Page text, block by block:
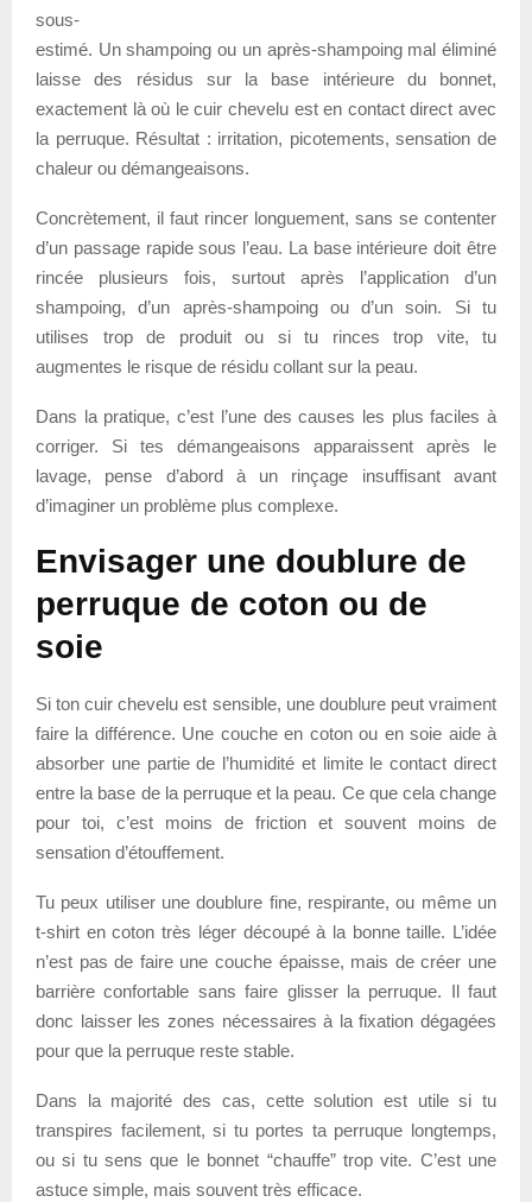
sous-
estimé. Un shampoing ou un après-shampoing mal éliminé
laisse des résidus sur la base intérieure du bonnet,
exactement là où le cuir chevelu est en contact direct avec
la perruque. Résultat : irritation, picotements, sensation de
chaleur ou démangeaisons.
Concrètement, il faut rincer longuement, sans se contenter
d’un passage rapide sous l’eau. La base intérieure doit être
rincée plusieurs fois, surtout après l’application d’un
shampoing, d’un après-shampoing ou d’un soin. Si tu
utilises trop de produit ou si tu rinces trop vite, tu
augmentes le risque de résidu collant sur la peau.
Dans la pratique, c’est l’une des causes les plus faciles à
corriger. Si tes démangeaisons apparaissent après le
lavage, pense d’abord à un rinçage insuffisant avant
d’imaginer un problème plus complexe.
Envisager une doublure de
perruque de coton ou de
soie
Si ton cuir chevelu est sensible, une doublure peut vraiment
faire la différence. Une couche en coton ou en soie aide à
absorber une partie de l’humidité et limite le contact direct
entre la base de la perruque et la peau. Ce que cela change
pour toi, c’est moins de friction et souvent moins de
sensation d’étouffement.
Tu peux utiliser une doublure fine, respirante, ou même un
t-shirt en coton très léger découpé à la bonne taille. L’idée
n’est pas de faire une couche épaisse, mais de créer une
barrière confortable sans faire glisser la perruque. Il faut
donc laisser les zones nécessaires à la fixation dégagées
pour que la perruque reste stable.
Dans la majorité des cas, cette solution est utile si tu
transpires facilement, si tu portes ta perruque longtemps,
ou si tu sens que le bonnet “chauffe” trop vite. C’est une
astuce simple, mais souvent très efficace.